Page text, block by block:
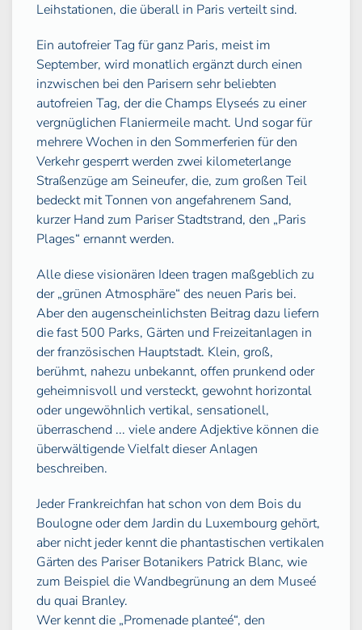
Leihstationen, die überall in Paris verteilt sind.
Ein autofreier Tag für ganz Paris, meist im
September, wird monatlich ergänzt durch einen
inzwischen bei den Parisern sehr beliebten
autofreien Tag, der die Champs Elyseés zu einer
vergnüglichen Flaniermeile macht. Und sogar für
mehrere Wochen in den Sommerferien für den
Verkehr gesperrt werden zwei kilometerlange
Straßenzüge am Seineufer, die, zum großen Teil
bedeckt mit Tonnen von angefahrenem Sand,
kurzer Hand zum Pariser Stadtstrand, den „Paris
Plages“ ernannt werden.
Alle diese visionären Ideen tragen maßgeblich zu
der „grünen Atmosphäre“ des neuen Paris bei.
Aber den augenscheinlichsten Beitrag dazu liefern
die fast 500 Parks, Gärten und Freizeitanlagen in
der französischen Hauptstadt. Klein, groß,
berühmt, nahezu unbekannt, offen prunkend oder
geheimnisvoll und versteckt, gewohnt horizontal
oder ungewöhnlich vertikal, sensationell,
überraschend ... viele andere Adjektive können die
überwältigende Vielfalt dieser Anlagen
beschreiben.
Jeder Frankreichfan hat schon von dem Bois du
Boulogne oder dem Jardin du Luxembourg gehört,
aber nicht jeder kennt die phantastischen vertikalen
Gärten des Pariser Botanikers Patrick Blanc, wie
zum Beispiel die Wandbegrünung an dem Museé
du quai Branley.
Wer kennt die „Promenade planteé“, den